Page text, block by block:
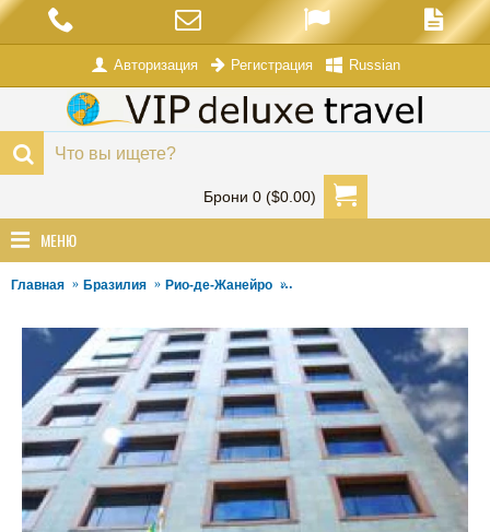
Авторизация Регистрация Russian
Брони 0 ($0.00)
МЕНЮ
Главная Бразилия Рио-де-Жанейро Отель South American